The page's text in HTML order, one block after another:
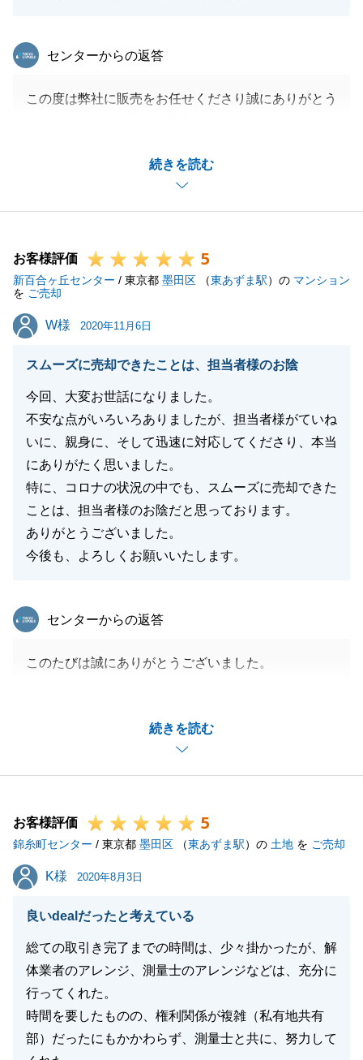
続きを読む
東急リバブル
センターからの返答
この度は弊社に販売をお任せくださり誠にありがとう
お役に立てたとのお言葉をいただき、私としても非常
別の店舗に移りましたが、これからもO様のお役に立
新居の生活や不動産のことなど、何かご相談事がござ
いましたらいつでもお気軽にご連絡ください。
引き続き何卒宜しくお願いいたします。
閉じる
お客様評価 5
新百合ヶ丘センター / 東京都 墨田区 （東あずま駅）の マンション
を ご売却
W様
W様 2020年11月6日
スムーズに売却できたことは、担当者様のお陰
今回、大変お世話になりました。
不安な点がいろいろありましたが、担当者様がていね
いに、親身に、そして迅速に対応してくださり、本当
にありがたく思いました。
特に、コロナの状況の中でも、スムーズに売却できた
ことは、担当者様のお陰だと思っております。
ありがとうございました。
今後も、よろしくお願いいたします。
続きを読む
東急リバブル
センターからの返答
このたびは誠にありがとうございました。
またW様の今後の新生活が素晴らしいものになります
こと、心より願っております。
今後も何かございましたらお気軽にご連絡頂ければと
何卒よろしくお願いいたします。
お客様評価 5
錦糸町センター / 東京都 墨田区 （東あずま駅）の 土地 を ご売却
K様
K様 2020年8月3日
良いdealだったと考えている
総ての取引き完了までの時間は、少々掛かったが、解
体業者のアレンジ、測量士のアレンジなどは、充分に
行ってくれた。
時間を要したものの、権利関係が複雑（私有地共有
部）だったにもかかわらず、測量士と共に、努力して